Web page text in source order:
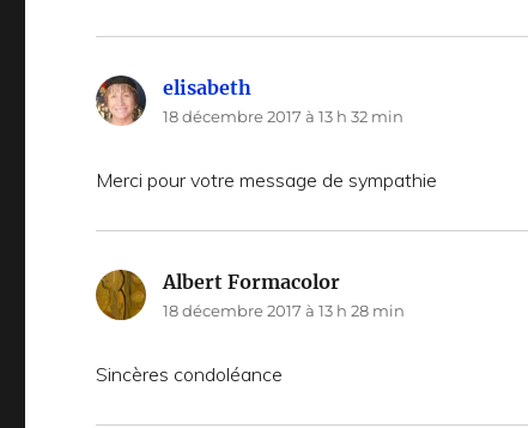
elisabeth
18 décembre 2017 à 13 h 32 min
Merci pour votre message de sympathie
Albert Formacolor
18 décembre 2017 à 13 h 28 min
Sincères condoléance